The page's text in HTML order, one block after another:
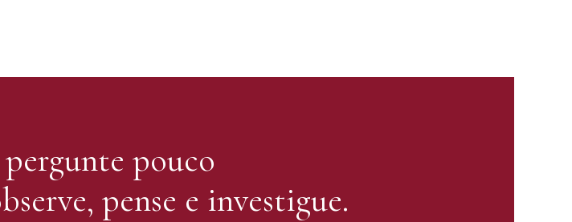
pouco
pense e investigue.